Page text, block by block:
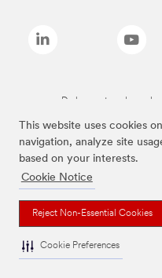
This website uses cookies
navigation, analyze site
based on your interests.
Cookie Notice
Reject Non-Essential Cookies
Cookie Preferences
De bovenstaande